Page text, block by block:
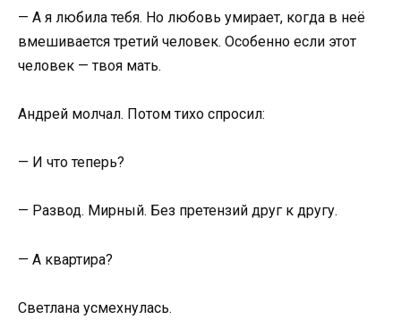
— А я любила тебя. Но любовь умирает, когда в неё
вмешивается третий человек. Особенно если этот
человек — твоя мать.
Андрей молчал. Потом тихо спросил:
— И что теперь?
— Развод. Мирный. Без претензий друг к другу.
— А квартира?
Светлана усмехнулась.